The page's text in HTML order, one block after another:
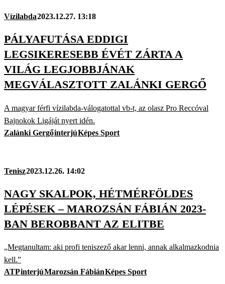
Vízilabda2023.12.27. 13:18
PÁLYAFUTÁSA EDDIGI
LEGSIKERESEBB ÉVÉT ZÁRTA A
VILÁG LEGJOBBJÁNAK
MEGVÁLASZTOTT ZALÁNKI GERGŐ
A magyar férfi vízilabda-válogatottal vb-t, az olasz Pro Reccóval
Bajnokok Ligáját nyert idén.
Zalánki GergőinterjúKépes Sport
Tenisz2023.12.26. 14:02
NAGY SKALPOK, HÉTMÉRFÖLDES
LÉPÉSEK – MAROZSÁN FÁBIÁN 2023-
BAN BEROBBANT AZ ELITBE
„Megtanultam: aki profi teniszező akar lenni, annak alkalmazkodnia
kell.”
ATPinterjúMarozsán FábiánKépes Sport